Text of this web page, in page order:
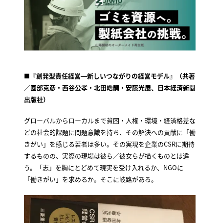
■『創発型責任経営―新しいつながりの経営モデル』（共著
／國部克彦・西谷公孝・北田皓嗣・安藤光展、日本経済新聞
出版社）
グローバルからローカルまで貧困・人権・環境・経済格差な
どの社会的課題に問題意識を持ち、その解決への貢献に「働
きがい」を感じる若者は多い。その実現を企業のCSRに期待
するものの、実際の現場は彼ら／彼女らが描くものとは違
う。「志」を胸にとどめて現実を受け入れるか、NGOに
「働きがい」を求めるか。そこに岐路がある。